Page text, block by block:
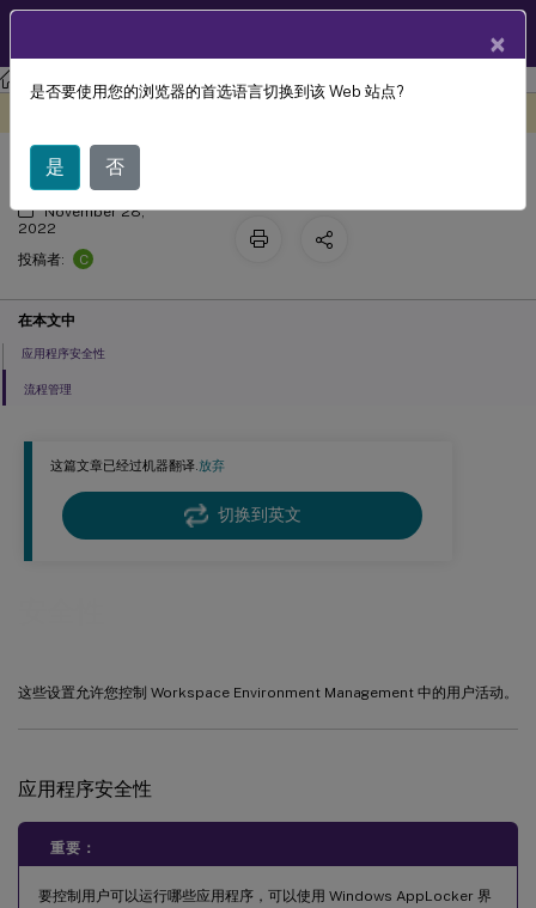
工作区环境管理 Workspace Environment Management 2103
这篇文章已经过机器翻译.放弃
切换到英文
这些设置允许您控制 Workspace Environment Management 中的用户活动。
应用程序安全性
重要：
要控制用户可以运行哪些应用程序，可以使用 Windows AppLocker 界
安全性
November 28,
2022
投稿者:
C
在本文中
应用程序安全性
流程管理
×
是否要使用您的浏览器的首选语言切换到该 Web 站点?
是 否